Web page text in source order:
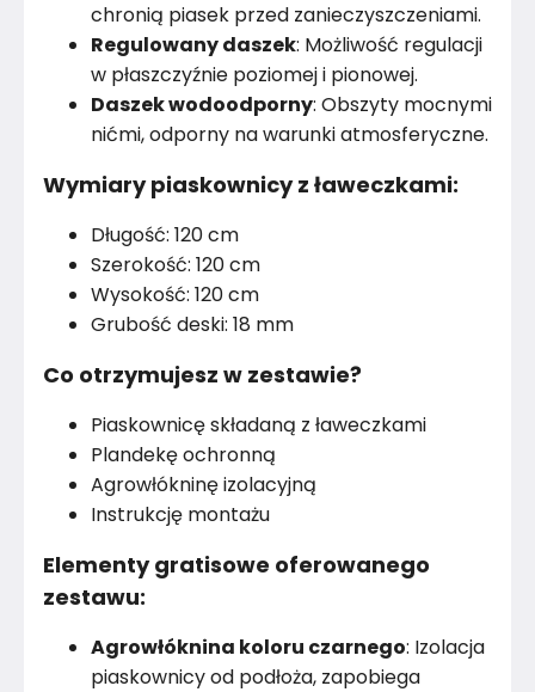
chronią piasek przed zanieczyszczeniami.
Regulowany daszek: Możliwość regulacji
w płaszczyźnie poziomej i pionowej.
Daszek wodoodporny: Obszyty mocnymi
nićmi, odporny na warunki atmosferyczne.
Wymiary piaskownicy z ławeczkami:
Długość: 120 cm
Szerokość: 120 cm
Wysokość: 120 cm
Grubość deski: 18 mm
Co otrzymujesz w zestawie?
Piaskownicę składaną z ławeczkami
Plandekę ochronną
Agrowłókninę izolacyjną
Instrukcję montażu
Elementy gratisowe oferowanego
zestawu:
Agrowłóknina koloru czarnego: Izolacja
piaskownicy od podłoża, zapobiega